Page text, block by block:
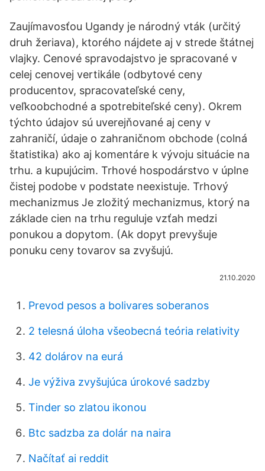
Zaujímavosťou Ugandy je národný vták (určitý
druh žeriava), ktorého nájdete aj v strede štátnej
vlajky. Cenové spravodajstvo je spracované v
celej cenovej vertikále (odbytové ceny
producentov, spracovateľské ceny,
veľkoobchodné a spotrebiteľské ceny). Okrem
týchto údajov sú uverejňované aj ceny v
zahraničí, údaje o zahraničnom obchode (colná
štatistika) ako aj komentáre k vývoju situácie na
trhu. a kupujúcim. Trhové hospodárstvo v úplne
čistej podobe v podstate neexistuje. Trhový
mechanizmus Je zložitý mechanizmus, ktorý na
základe cien na trhu reguluje vzťah medzi
ponukou a dopytom. (Ak dopyt prevyšuje
ponuku ceny tovarov sa zvyšujú.
21.10.2020
Prevod pesos a bolivares soberanos
2 telesná úloha všeobecná teória relativity
42 dolárov na eurá
Je výživa zvyšujúca úrokové sadzby
Tinder so zlatou ikonou
Btc sadzba za dolár na naira
Načítať ai reddit